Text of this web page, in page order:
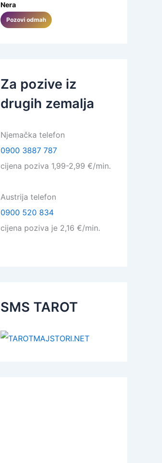
Nera
Pozovi odmah
Za pozive iz
drugih zemalja
Njemačka telefon
0900 3887 787
cijena poziva 1,99-2,99 €/min.
Austrija telefon
0900 520 834
cijena poziva je 2,16 €/min.
SMS TAROT